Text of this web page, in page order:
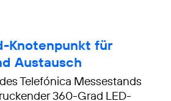
Knotenpunkt für
Austausch
Telefónica Messestands
360-Grad LED-